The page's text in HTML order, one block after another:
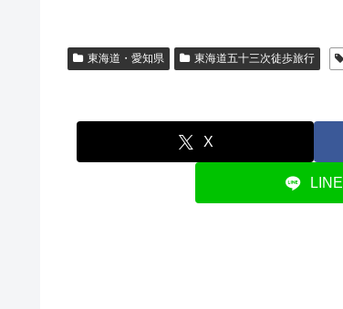
東海道・愛知県 東海道五十三次徒歩旅行
X
LINE